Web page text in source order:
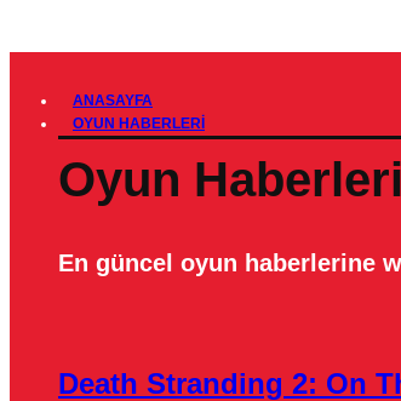
ANASAYFA
OYUN HABERLERI
Oyun Haberleri
En güncel oyun haberlerine
Death Stranding 2: On